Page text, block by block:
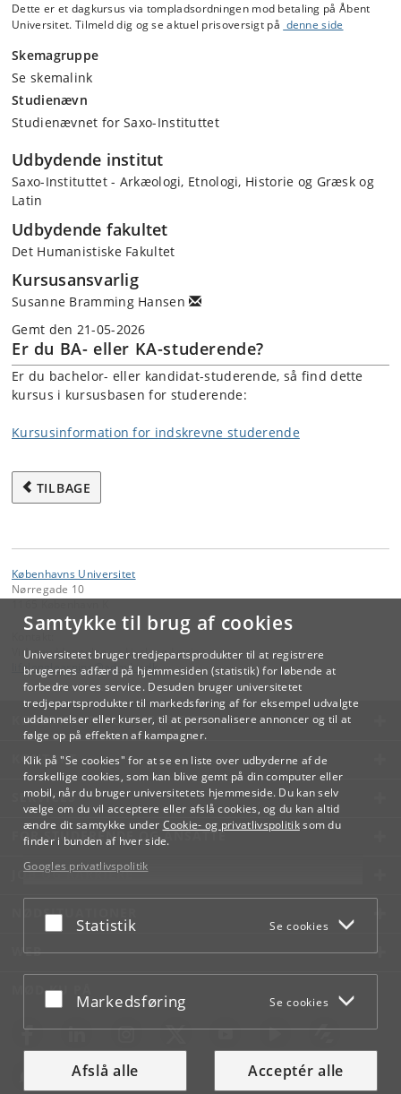
Samtykke til brug af cookies
Universitetet bruger tredjepartsprodukter til at registrere
brugernes adfærd på hjemmesiden (statistik) for løbende at
forbedre vores service. Desuden bruger universitetet
tredjepartsprodukter til markedsføring af for eksempel udvalgte
uddannelser eller kurser, til at personalisere annoncer og til at
følge op på effekten af kampagner.
Klik på "Se cookies" for at se en liste over udbyderne af de
forskellige cookies, som kan blive gemt på din computer eller
mobil, når du bruger universitetets hjemmeside. Du kan selv
vælge om du vil acceptere eller afslå cookies, og du kan altid
ændre dit samtykke under Cookie- og privatlivspolitiksom du
finder i bunden af hver side.
Googles privatlivspolitik
Acceptér eller afslå
Statistik Se cookies
Acceptér eller afslå
Markedsføring Se cookies
Afslå alle Acceptér alle
Dette er et dagkursus via tompladsordningen mod betaling på Åbent
Universitet. Tilmeld dig og se aktuel prisoversigt på denne side
Skemagruppe
Se skemalink
Studienævn
Studienævnet for Saxo-Instituttet
Udbydende institut
Saxo-Instituttet - Arkæologi, Etnologi, Historie og Græsk og
Latin
Udbydende fakultet
Det Humanistiske Fakultet
Kursusansvarlig
Susanne Bramming Hansen
Gemt den 21-05-2026
Er du BA- eller KA-studerende?
Er du bachelor- eller kandidat-studerende, så find dette
kursus i kursusbasen for studerende:
Kursusinformation for indskrevne studerende
TILBAGE
Københavns Universitet
Nørregade 10
Videreuddannelse og Livslang Læring
lifelonglearning@adm.ku.dk
KØBENHAVNS UNIVERSITET
KONTAKT
SERVICES
FOR STUDERENDE OG ANSATTE
JOB OG KARRIERE
NØDSITUATIONER
WEB
MØD KU PÅ